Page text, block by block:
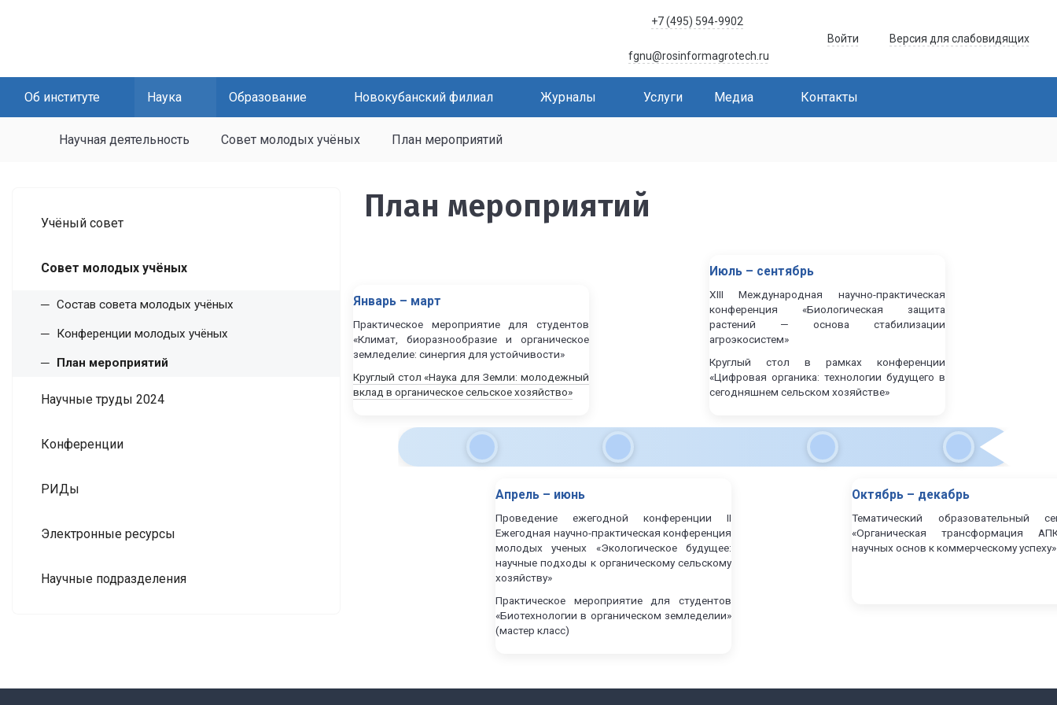
+7 (495) 594-9902
fgnu@rosinformagrotech.ru
Войти Версия для слабовидящих
Об институте Наука Образование Новокубанский филиал Журналы Услуги Медиа Контакты
Научная деятельность Совет молодых учёных План мероприятий
Учёный совет
Совет молодых учёных
Состав совета молодых учёных
Конференции молодых учёных
План мероприятий
Научные труды 2024
Конференции
РИДы
Электронные ресурсы
Научные подразделения
План мероприятий
Январь – март
Практическое мероприятие для студентов
«Климат, биоразнообразие и органическое
земледелие: синергия для устойчивости»
Круглый стол «Наука для Земли: молодежный
вклад в органическое сельское хозяйство»
Апрель – июнь
Проведение ежегодной конференции II
Ежегодная научно-практическая конференция
молодых ученых «Экологическое будущее:
научные подходы к органическому сельскому
хозяйству»
Практическое мероприятие для студентов
«Биотехнологии в органическом земледелии»
(мастер класс)
Июль – сентябрь
XIII Международная научно-практическая
конференция «Биологическая защита
растений — основа стабилизации
агроэкосистем»
Круглый стол в рамках конференции
«Цифровая органика: технологии будущего в
сегодняшнем сельском хозяйстве»
Октябрь – декабрь
Тематический образовательный
«Органическая трансформация
научных основ к коммерческому успеху»